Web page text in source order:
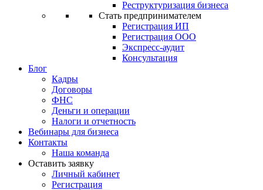
Реструктуризация бизнеса
Стать предпринимателем
Регистрация ИП
Регистрация ООО
Экспресс-аудит
Консультация
Блог
Кадры
Договоры
ФНС
Деньги и операции
Налоги и отчетность
Вебинары для бизнеса
Контакты
Наша команда
Оставить заявку
Личный кабинет
Регистрация